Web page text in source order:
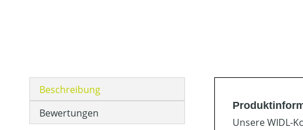
Beschreibung
Bewertungen
Unsere WIDL-